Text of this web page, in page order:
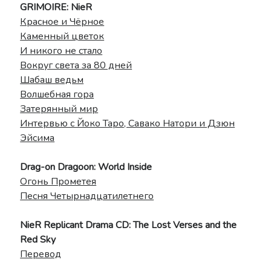
GRIMOIRE: NieR
Красное и Чёрное
Каменный цветок
И никого не стало
Вокруг света за 80 дней
Шабаш ведьм
Волшебная гора
Затерянный мир
Интервью с Йоко Таро, Савако Натори и Дзюн
Эйсима
Drag-on Dragoon: World Inside
Огонь Прометея
Песня Четырнадцатилетнего
NieR Replicant Drama CD: The Lost Verses and the
Red Sky
Перевод